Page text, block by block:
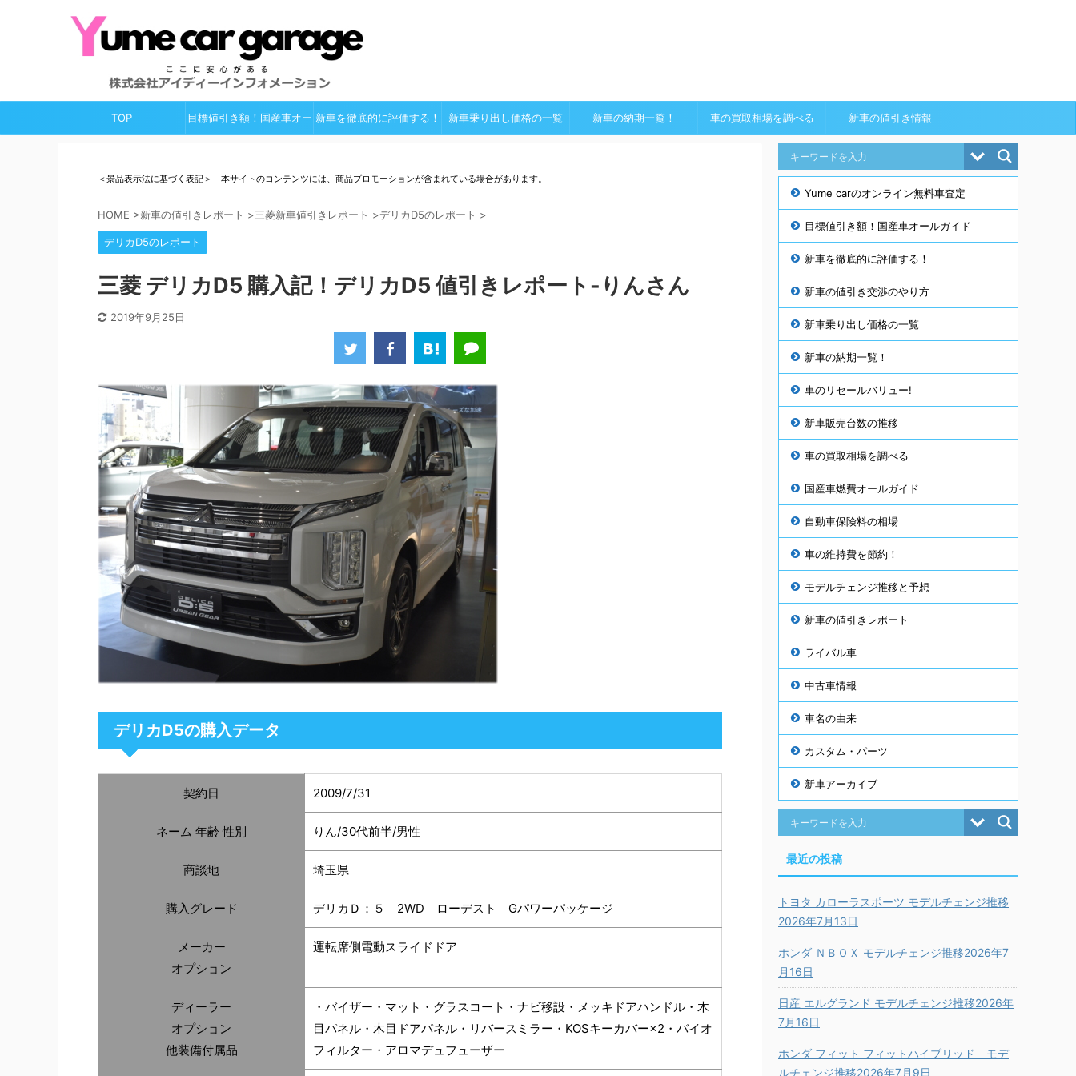
TOP 目標値引き額！国産車オー 新車を徹底的に評価する！ 新車乗り出し価格の一覧 新車の納期一覧！ 車の買取相場を調べる 新車の値引き情報
＜景品表示法に基づく表記＞ 本サイトのコンテンツには、商品プロモーションが含まれている場合があります。
HOME >新車の値引きレポート >三菱新車値引きレポート >デリカD5のレポート >
デリカD5のレポート
三菱 デリカD5 購入記！デリカD5 値引きレポート-りんさん
2019年9月25日
デリカD5の購入データ
契約日 2009/7/31
ネーム 年齢 性別 りん/30代前半/男性
商談地 埼玉県
購入グレード デリカＤ：５ 2WD ローデスト Gパワーパッケージ
メーカー
オプション
運転席側電動スライドドア
ディーラー
オプション
他装備付属品
・バイザー・マット・グラスコート・ナビ移設・メッキドアハンドル・木
目パネル・木目ドアパネル・リバースミラー・KOSキーカバー×2・バイオ
フィルター・アロマデュフューザー
Yume carのオンライン無料車査定
目標値引き額！国産車オールガイド
新車を徹底的に評価する！
新車の値引き交渉のやり方
新車乗り出し価格の一覧
新車の納期一覧！
車のリセールバリュー!
新車販売台数の推移
車の買取相場を調べる
国産車燃費オールガイド
自動車保険料の相場
車の維持費を節約！
モデルチェンジ推移と予想
新車の値引きレポート
ライバル車
中古車情報
車名の由来
カスタム・パーツ
新車アーカイブ
最近の投稿
トヨタ カローラスポーツ モデルチェンジ推移
2026年7月13日
ホンダ ＮＢＯＸ モデルチェンジ推移2026年7
月16日
日産 エルグランド モデルチェンジ推移2026年
7月16日
ホンダ フィット フィットハイブリッド モデ
ルチェンジ推移2026年7月9日